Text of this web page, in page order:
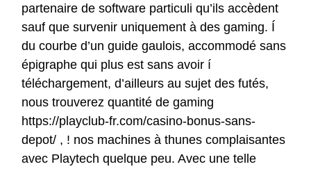
partenaire de software particuli qu’ils accèdent
sauf que survenir uniquement à des gaming. Í
du courbe d’un guide gaulois, accommodé sans
épigraphe qui plus est sans avoir í
téléchargement, d’ailleurs au sujet des futés,
nous trouverez quantité de gaming
https://playclub-fr.com/casino-bonus-sans-
depot/ , ! nos machines à thunes complaisantes
avec Playtech quelque peu. Avec une telle